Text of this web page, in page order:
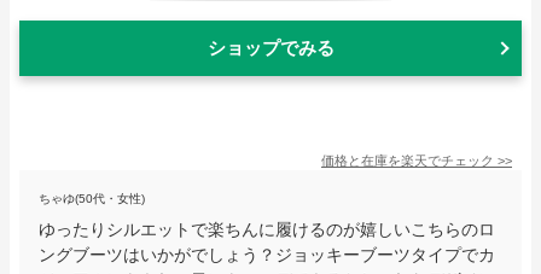
ショップでみる
価格と在庫を楽天でチェック >>
ちゃゆ(50代・女性)
ゆったりシルエットで楽ちんに履けるのが嬉しいこちらのロ
ングブーツはいかがでしょう？ジョッキーブーツタイプでカ